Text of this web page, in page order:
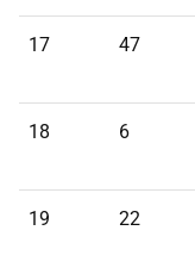
17 47
18 6
19 22